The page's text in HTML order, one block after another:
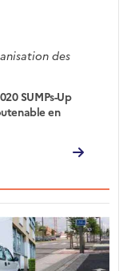
des
SUMPs-Up
en